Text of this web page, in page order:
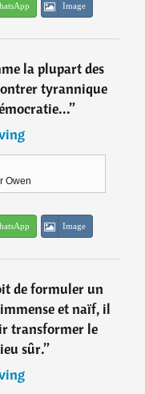
Image
la plupart des
tyrannique
”
Owen
Image
de formuler un
et naïf, il
transformer le
sûr.”